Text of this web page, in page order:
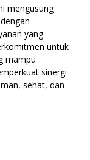
mengusung
yang
untuk
mampu
sinergi
sehat, dan